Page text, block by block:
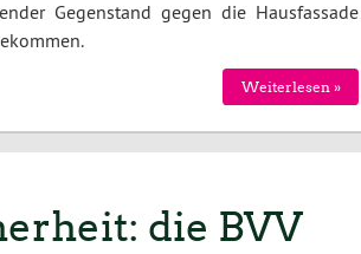
Gegenstand gegen die Hausfassade
Weiterlesen »
die BVV